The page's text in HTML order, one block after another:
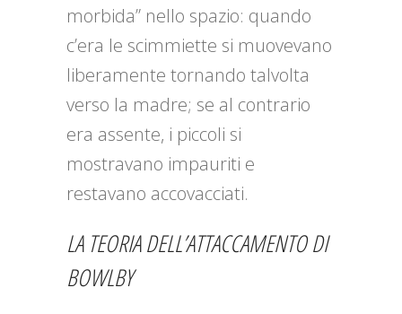
morbida” nello spazio: quando
c’era le scimmiette si muovevano
liberamente tornando talvolta
verso la madre; se al contrario
era assente, i piccoli si
mostravano impauriti e
restavano accovacciati.
LA TEORIA DELL’ATTACCAMENTO DI
BOWLBY